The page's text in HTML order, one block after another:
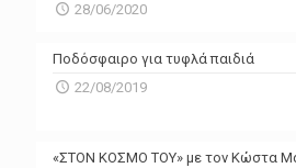
28/06/2020
Ποδόσφαιρο για τυφλά παιδιά
22/08/2019
«ΣΤΟΝ ΚΟΣΜΟ ΤΟΥ» με τον Κώστα